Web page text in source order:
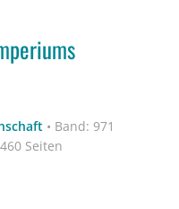
• Band: 971
Seiten